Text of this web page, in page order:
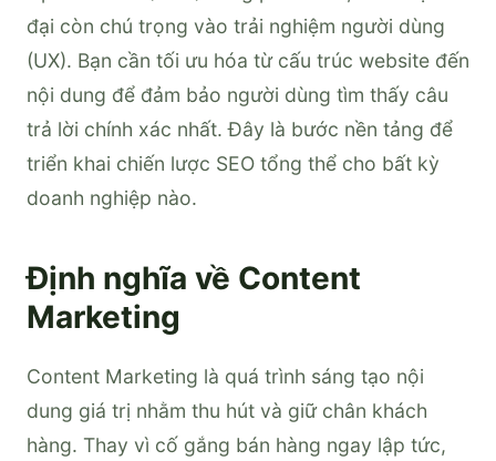
đại còn chú trọng vào trải nghiệm người dùng
(UX). Bạn cần tối ưu hóa từ cấu trúc website đến
nội dung để đảm bảo người dùng tìm thấy câu
trả lời chính xác nhất. Đây là bước nền tảng để
triển khai chiến lược SEO tổng thể cho bất kỳ
doanh nghiệp nào.
Định nghĩa về Content
Marketing
Content Marketing là quá trình sáng tạo nội
dung giá trị nhằm thu hút và giữ chân khách
hàng. Thay vì cố gắng bán hàng ngay lập tức,